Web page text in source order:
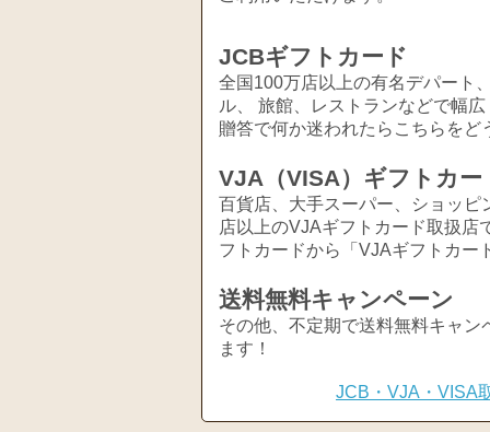
JCBギフトカード
全国100万店以上の有名デパート
ル、 旅館、レストランなどで幅
贈答で何か迷われたらこちらをど
VJA（VISA）ギフトカー
百貨店、大手スーパー、ショッ
店以上のVJAギフトカード取扱店
フトカードから「VJAギフトカー
送料無料キャンペーン
その他、不定期で送料無料キャ
ます！
JCB・VJA・VISA